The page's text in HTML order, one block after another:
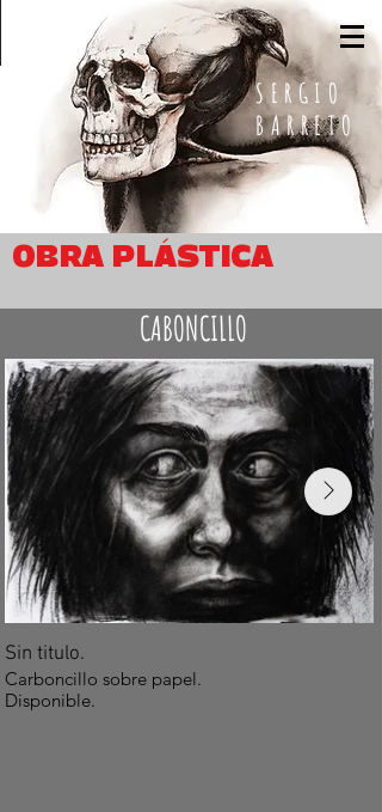
SERGIO BARRETO
SERGIO
BARRETO
OBRA PLÁSTICA
CABONCILLO
Sin titulo.
Carboncillo sobre papel.
Disponible.